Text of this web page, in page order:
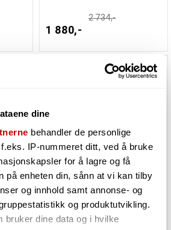
dine
behandler de personlige
IP-nummeret ditt, ved å bruke
for å lagre og få
på enheten din, sånn at vi kan tilby
og innhold samt annonse- og
og produktutvikling.
bruker dine data og i hvilke
2 734,-
1 880,-
ImageLine FL Studio Signature v20+
Bundle EDU v20+ (Download)